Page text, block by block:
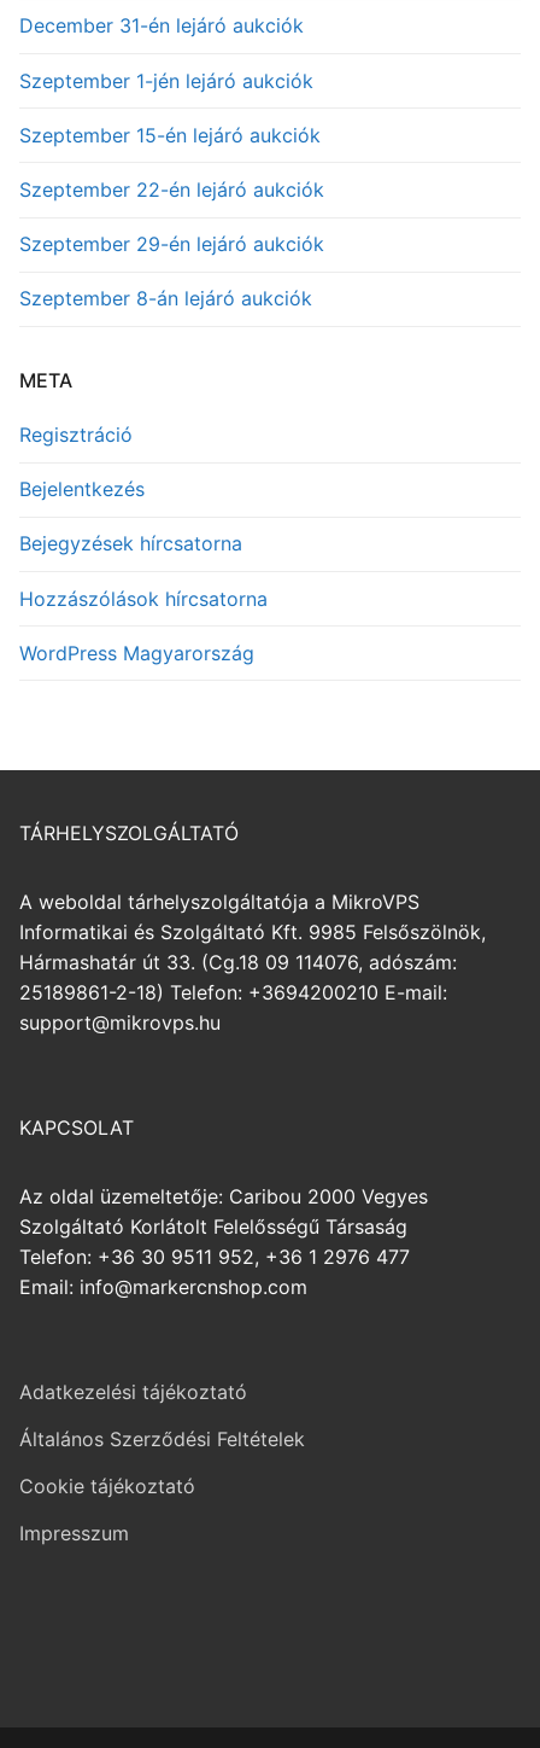
December 31-én lejáró aukciók
Szeptember 1-jén lejáró aukciók
Szeptember 15-én lejáró aukciók
Szeptember 22-én lejáró aukciók
Szeptember 29-én lejáró aukciók
Szeptember 8-án lejáró aukciók
META
Regisztráció
Bejelentkezés
Bejegyzések hírcsatorna
Hozzászólások hírcsatorna
WordPress Magyarország
TÁRHELYSZOLGÁLTATÓ
A weboldal tárhelyszolgáltatója a MikroVPS
Informatikai és Szolgáltató Kft. 9985 Felsőszölnök,
Hármashatár út 33. (Cg.18 09 114076, adószám:
25189861-2-18) Telefon: +3694200210 E-mail:
support@mikrovps.hu
KAPCSOLAT
Az oldal üzemeltetője: Caribou 2000 Vegyes
Szolgáltató Korlátolt Felelősségű Társaság
Telefon: +36 30 9511 952, +36 1 2976 477
Email: info@markercnshop.com
Adatkezelési tájékoztató
Általános Szerződési Feltételek
Cookie tájékoztató
Impresszum